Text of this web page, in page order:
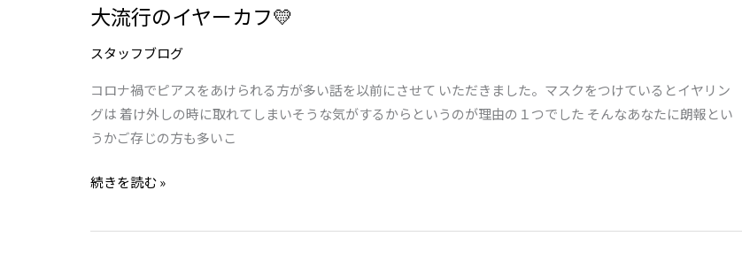
使
や
す
い
指
へ
ュ
大流行のイヤーカフ💛
スタッフブログ
コロナ禍でピアスをあけられる方が多い話を以前にさせて いただきました。マスクをつけているとイヤリン
グは 着け外しの時に取れてしまいそうな気がするからというのが理由の１つでした そんなあなたに朗報とい
うかご存じの方も多いこ
大
行
の
イ
ヤ
カ
💛
続きを読む »